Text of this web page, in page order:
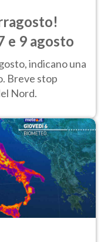
e 9 agosto
indicano una
Breve stop
Nord.